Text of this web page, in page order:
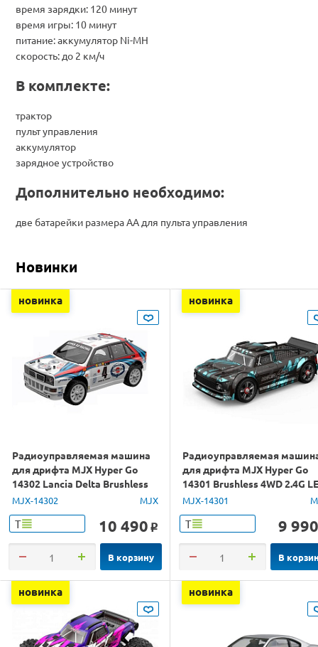
время зарядки: 120 минут
время игры: 10 минут
питание: аккумулятор Ni-MH
скорость: до 2 км/ч
В комплекте:
трактор
пульт управления
аккумулятор
зарядное устройство
Дополнительно необходимо:
две батарейки размера АА для пульта управления
Новинки
новинка
Радиоуправляемая машина
для дрифта MJX Hyper Go
14302 Lancia Delta Brushless
4WD 2.4G LED 1/14 RTR
MJX-14302 MJX
Т 10 490 o
В корзину
новинка
Радиоуправляемая
для дрифта MJX Hyper Go
14301 Brushless 4WD 2.4G
1/14 RTR
MJX-14301
Т 9 990
В
новинка новинка